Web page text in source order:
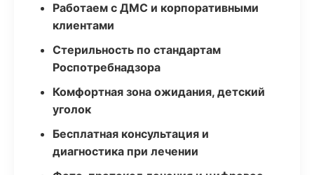
Работаем с ДМС и корпоративными
клиентами
Стерильность по стандартам
Роспотребнадзора
Комфортная зона ожидания, детский
уголок
Бесплатная консультация и
диагностика при лечении